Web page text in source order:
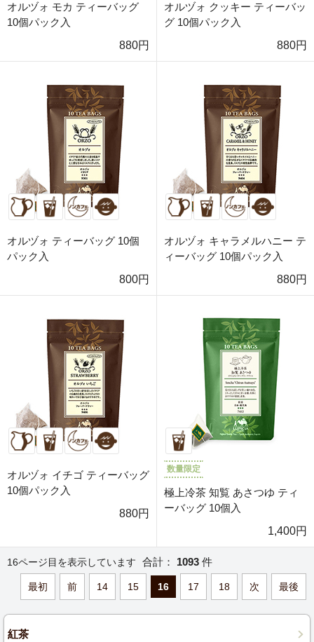
オルヅォ モカ ティーバッグ
10個パック入
880円
オルヅォ クッキー ティーバッ
グ 10個パック入
880円
オルヅォ ティーバッグ 10個
パック入
800円
オルヅォ キャラメルハニー テ
ィーバッグ 10個パック入
880円
オルヅォ イチゴ ティーバッグ
10個パック入
880円
数量限定
極上冷茶 知覧 あさつゆ ティ
ーバッグ 10個入
1,400円
16ページ目を表示しています 合計： 1093 件
最初 前 14 15 16 17 18 次 最後
紅茶